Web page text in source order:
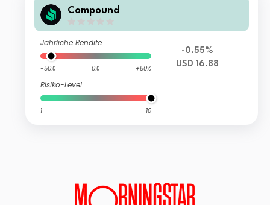
Compound
Jährliche Rendite
-50% 0% +50%
Risiko-Level
1 10
-0.55%
USD 16.88